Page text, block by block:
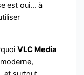
est oui… à
VLC Media